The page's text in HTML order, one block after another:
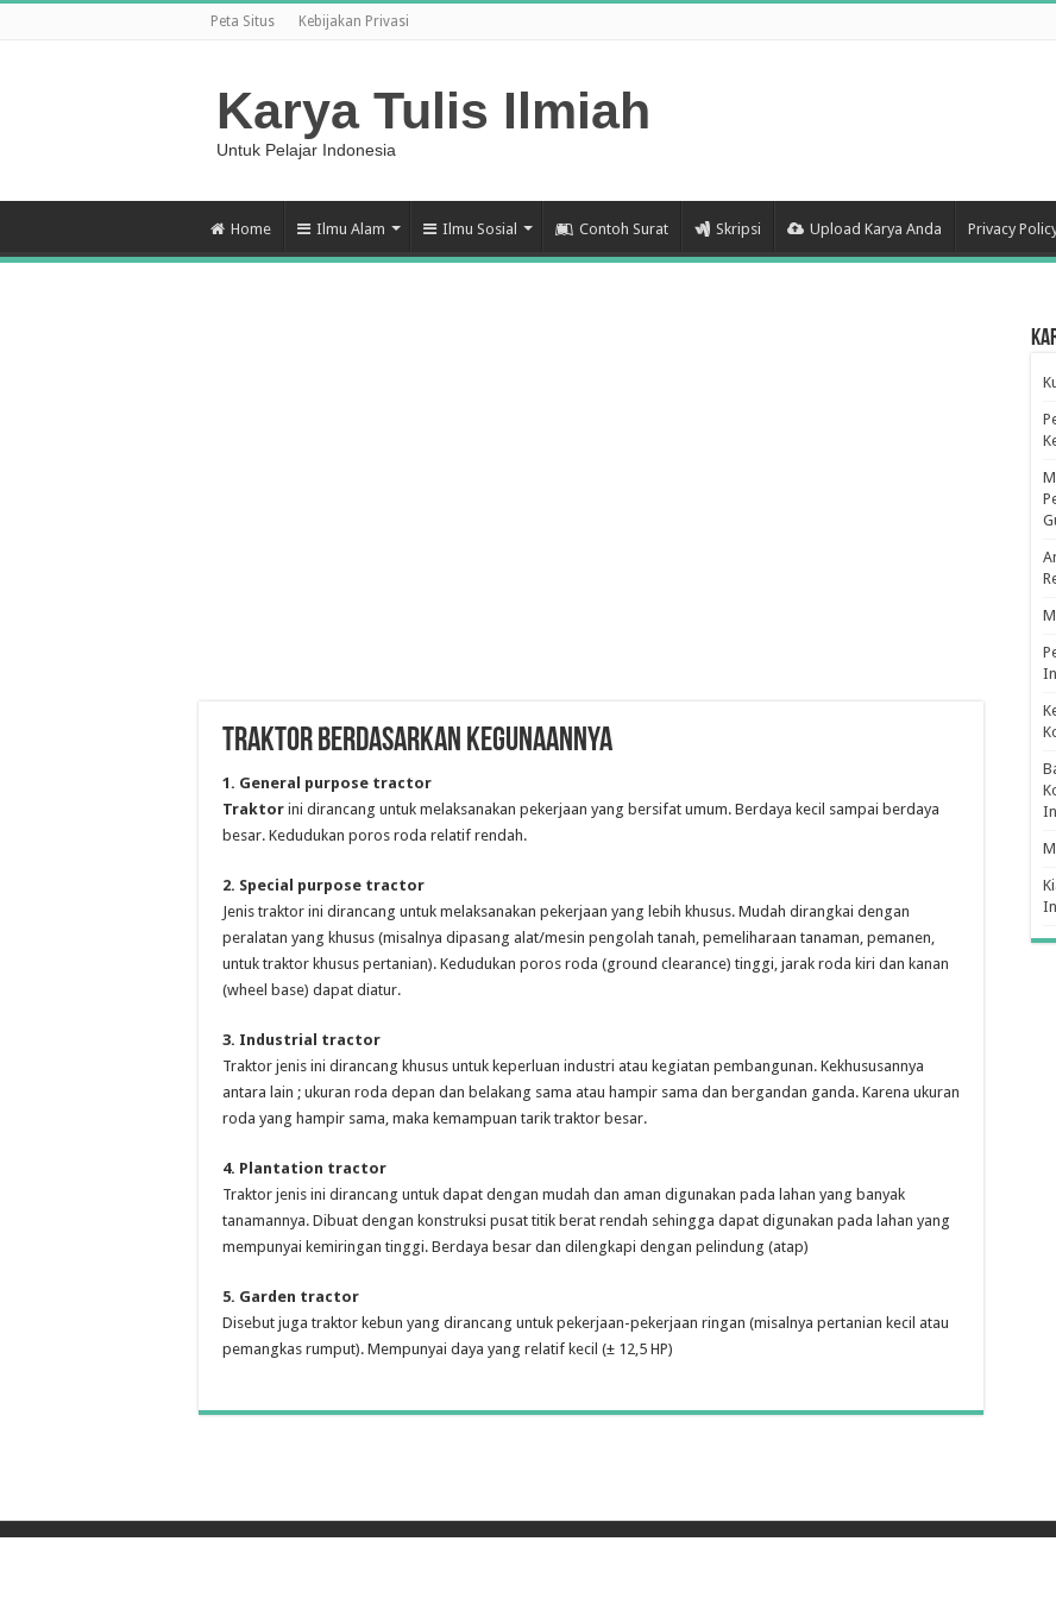
Peta Situs Kebijakan Privasi
Karya Tulis Ilmiah
Untuk Pelajar Indonesia
Home Ilmu Alam Ilmu Sosial Contoh Surat Skripsi Upload Karya Anda Privacy
TRAKTOR BERDASARKAN KEGUNAANNYA
1. General purpose tractor
Traktor ini dirancang untuk melaksanakan pekerjaan yang bersifat umum. Berdaya kecil sampai berdaya
besar. Kedudukan poros roda relatif rendah.
2. Special purpose tractor
Jenis traktor ini dirancang untuk melaksanakan pekerjaan yang lebih khusus. Mudah dirangkai dengan
peralatan yang khusus (misalnya dipasang alat/mesin pengolah tanah, pemeliharaan tanaman, pemanen,
untuk traktor khusus pertanian). Kedudukan poros roda (ground clearance) tinggi, jarak roda kiri dan kanan
(wheel base) dapat diatur.
3. Industrial tractor
Traktor jenis ini dirancang khusus untuk keperluan industri atau kegiatan pembangunan. Kekhususannya
antara lain ; ukuran roda depan dan belakang sama atau hampir sama dan bergandan ganda. Karena ukuran
roda yang hampir sama, maka kemampuan tarik traktor besar.
4. Plantation tractor
Traktor jenis ini dirancang untuk dapat dengan mudah dan aman digunakan pada lahan yang banyak
tanamannya. Dibuat dengan konstruksi pusat titik berat rendah sehingga dapat digunakan pada lahan yang
mempunyai kemiringan tinggi. Berdaya besar dan dilengkapi dengan pelindung (atap)
5. Garden tractor
Disebut juga traktor kebun yang dirancang untuk pekerjaan-pekerjaan ringan (misalnya pertanian kecil atau
pemangkas rumput). Mempunyai daya yang relatif kecil (± 12,5 HP)